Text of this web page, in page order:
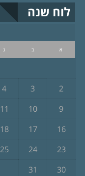
לוח שנה
א ב ג
2
3
4
9
10
11
16
17
18
23
24
25
30
31